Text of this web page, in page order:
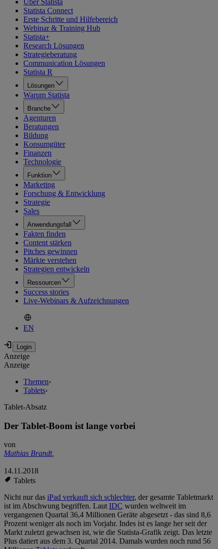
Über Statista
Statista Connect
Erste Schritte und Hilfebereich
Webinar & Training Hub
Statista+
Research Lösungen
Strategieberatung
Communication Lösungen
Statista R
Lösungen
Warum Statista
Branche
Agenturen
Beratungen
Bildung
Konsumgüter
Finanzen
Technologie
Funktion
Marketing
Forschung & Entwicklung
Strategie
Sales
Anwendungsfall
Fakten finden
Content stärken
Pitches gewinnen
Märkte verstehen
Strategien entwickeln
Ressourcen
Success stories
Live-Webinars & Aufzeichnungen
EN
Anzeige
Anzeige
Themen›
Tablets›
Tablet-Absatz
Der Tablet-Boom ist lange vorbei
von
Mathias Brandt,
14.11.2018
Tablets
Nicht nur das iPad verkauft sich schlechter, der gesamte Tabletmarkt
ist im Abschwung begriffen. LautIDC wurden weltweit im
vergangenen Quartal 36,4 Millionen Geräte abgesetzt - das sind 8,6
Prozent weniger als noch im Vorjahr. Indes ist es lange her seit der
Markt zuletzt gewachsen ist, wie die Statista-Grafik zeigt. Das letzte
Plus datiert aus dem 3. Quartal 2014. Damals wurden noch rund 56